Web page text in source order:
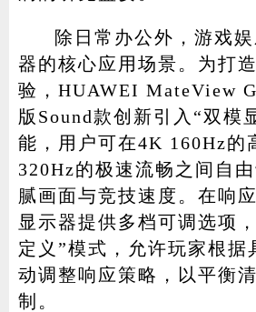
除日常办公外，游戏
器的核心应用场景。为打
验，HUAWEI MateView
版Sound款创新引入“双模
能，用户可在4K 160Hz的
320Hz的极速流畅之间自
腻画面与竞技速度。在响
显示器提供多档可调选项
定义”模式，允许玩家根据
动调整响应策略，以平衡
制。